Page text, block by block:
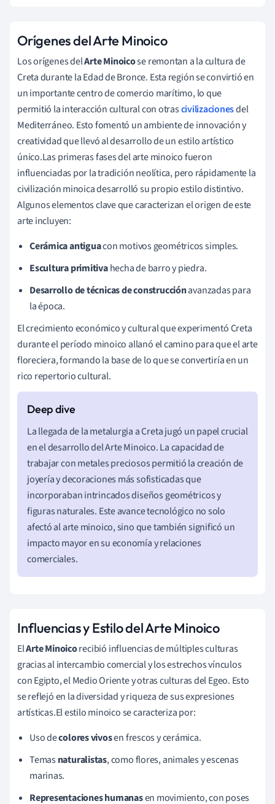
Orígenes del Arte Minoico
Los orígenes delArte Minoicose remontan a la cultura de
Creta durante la Edad de Bronce. Esta región se convirtió en
un importante centro de comercio marítimo, lo que
permitió la interacción cultural con otrascivilizacionesdel
Mediterráneo. Esto fomentó un ambiente de innovación y
creatividad que llevó al desarrollo de un estilo artístico
único.Las primeras fases del arte minoico fueron
influenciadas por la tradición neolítica, pero rápidamente la
civilización minoica desarrolló su propio estilo distintivo.
Algunos elementos clave que caracterizan el origen de este
arte incluyen:
Cerámica antiguacon motivos geométricos simples.
Escultura primitivahecha de barro y piedra.
Desarrollo de técnicas de construcciónavanzadas para
la época.
El crecimiento económico y cultural que experimentó Creta
durante el período minoico allanó el camino para que el arte
floreciera, formando la base de lo que se convertiría en un
rico repertorio cultural.
La llegada de la metalurgia a Creta jugó un papel crucial
en el desarrollo del Arte Minoico. La capacidad de
trabajar con metales preciosos permitió la creación de
joyería y decoraciones más sofisticadas que
incorporaban intrincados diseños geométricos y
figuras naturales. Este avance tecnológico no solo
afectó al arte minoico, sino que también significó un
impacto mayor en su economía y relaciones
comerciales.
Influencias y Estilo del Arte Minoico
ElArte Minoicorecibió influencias de múltiples culturas
gracias al intercambio comercial y los estrechos vínculos
con Egipto, el Medio Oriente y otras culturas del Egeo. Esto
se reflejó en la diversidad y riqueza de sus expresiones
artísticas.El estilo minoico se caracteriza por:
Uso decolores vivosen frescos y cerámica.
Temasnaturalistas, como flores, animales y escenas
marinas.
Representaciones humanasen movimiento, con poses